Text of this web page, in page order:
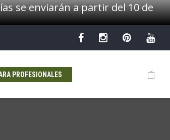
se enviarán a partir del 10 de
PROFESIONALES